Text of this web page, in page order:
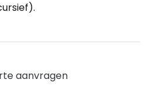
aanvragen